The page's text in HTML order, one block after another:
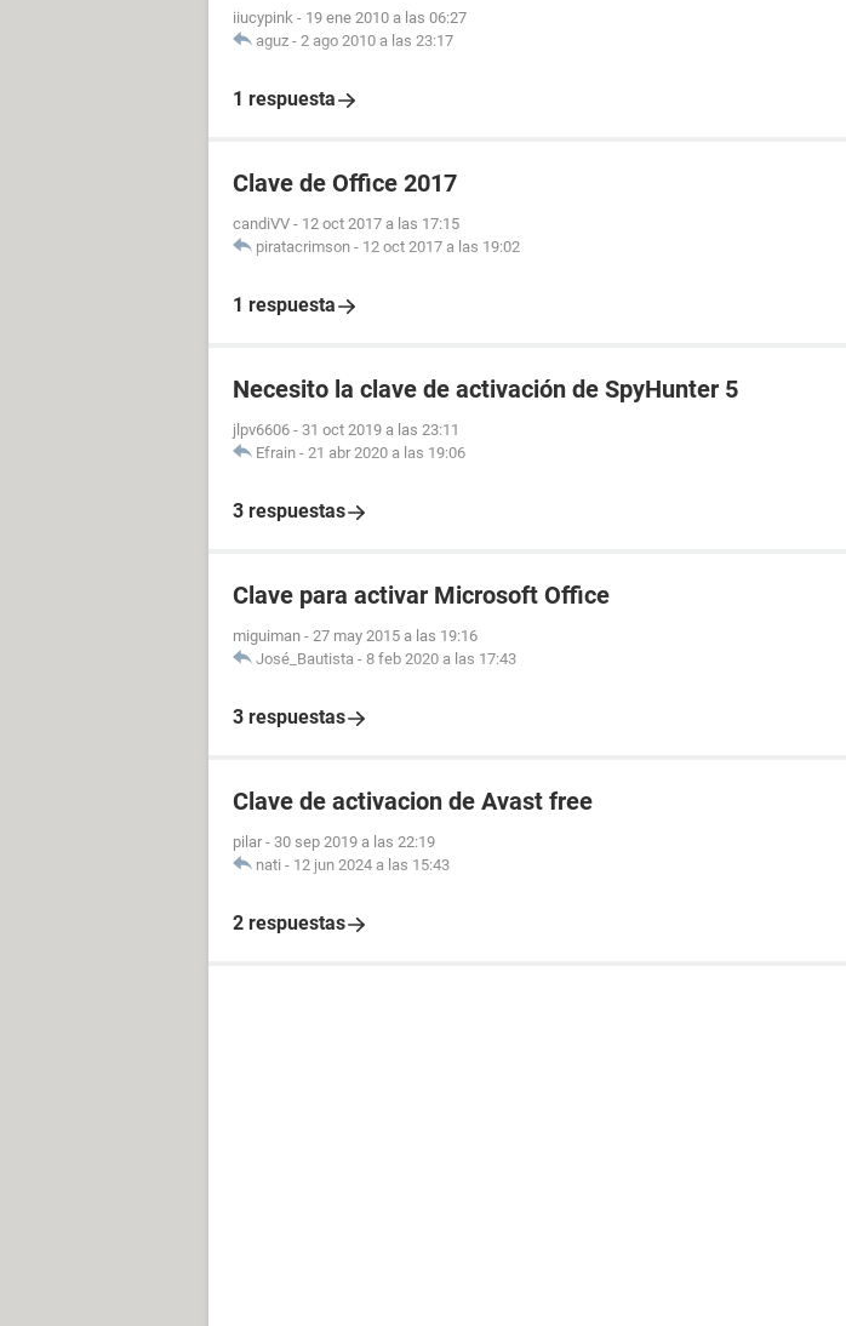
iiucypink - 19 ene 2010 a las 06:27
aguz - 2 ago 2010 a las 23:17
1 respuesta
Clave de Office 2017
candiVV - 12 oct 2017 a las 17:15
piratacrimson - 12 oct 2017 a las 19:02
1 respuesta
Necesito la clave de activación de SpyHunter 5
jlpv6606 - 31 oct 2019 a las 23:11
Efrain - 21 abr 2020 a las 19:06
3 respuestas
Clave para activar Microsoft Office
miguiman - 27 may 2015 a las 19:16
José_Bautista - 8 feb 2020 a las 17:43
3 respuestas
Clave de activacion de Avast free
pilar - 30 sep 2019 a las 22:19
nati - 12 jun 2024 a las 15:43
2 respuestas